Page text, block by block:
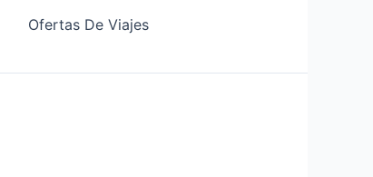
Ofertas De Viajes